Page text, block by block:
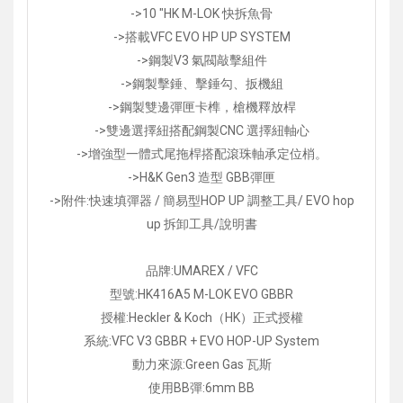
->10 "HK M-LOK 快拆魚骨
->搭載VFC EVO HP UP SYSTEM
->鋼製V3 氣閥敲擊組件
->鋼製擊錘、擊錘勾、扳機組
->鋼製雙邊彈匣卡榫，槍機釋放桿
->雙邊選擇紐搭配鋼製CNC 選擇紐軸心
->增強型一體式尾拖桿搭配滾珠軸承定位梢。
->H&K Gen3 造型 GBB彈匣
->附件:快速填彈器 / 簡易型HOP UP 調整工具/ EVO hop
up 拆卸工具/說明書
品牌:UMAREX / VFC
型號:HK416A5 M-LOK EVO GBBR
授權:Heckler & Koch（HK）正式授權
系統:VFC V3 GBBR + EVO HOP-UP System
動力來源:Green Gas 瓦斯
使用BB彈:6mm BB